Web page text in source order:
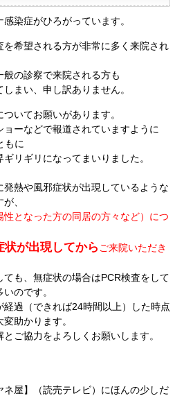
染症がひろがっています。
を希望される方が非常に多く来院され
の診察で来院される方も
まい、申し訳ありません。
いてお願いがあります。
ーなどで報道されていますように
もに
リギリになってまいりました。
熱や風邪症状が出現しているような
、
性となった方の同居の方々など）につ
状が出現してから ご来院いただき
ても、無症状の場合はPCR検査をして
のです。
過（できれば24時間以上）した時点
助かります。
ご協力をよろしくお願いします。
屋】（読売テレビ）にほんの少しだ